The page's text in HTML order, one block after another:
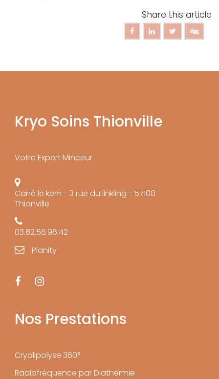
Share this article
Kryo Soins Thionville
Votre Expert Minceur
Carré le kem - 3 rue du linkling - 57100
Thionville
03.82.56.96.42
Planity
Nos Prestations
Cryolipolyse 360°
Radiofréquence par Diathermie